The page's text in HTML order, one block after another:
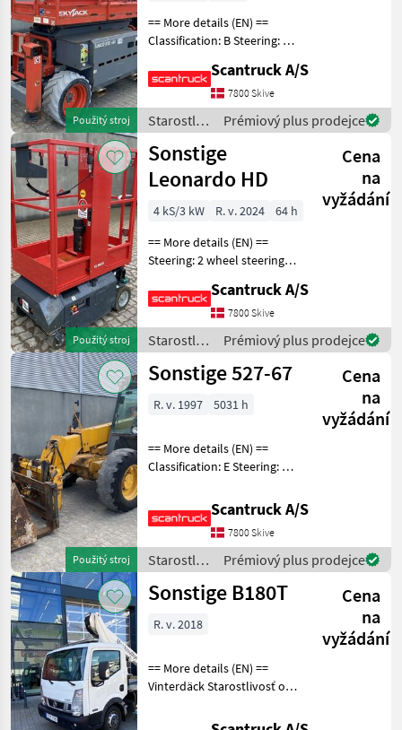
Použitý stroj
== More details (EN) ==
Classification: B Steering: 4
undercarriage: 4 stabilizers -
automatic leveling Wheel
front brand: OTR Outrigger
Wh
Scantruck A/S
7800 Skive
Starostlivosť
o stromy /
Sonstige
Prémiový plus prodejce
Použitý stroj
Sonstige
Leonardo HD
Cena
na
vyžádání
4 kS/3 kW R. v. 2024
64 h
== More details (EN) ==
Steering: 2 wheel steering
marking tires Wheel rear
type: Non-marking tires
Lifting speed up/down
(sek.): 16/21 Plat
Scantruck A/S
7800 Skive
Starostlivosť
o stromy /
Sonstige
Prémiový plus prodejce
Použitý stroj
Sonstige 527-67
Cena
na
vyžádání
R. v. 1997 5031 h
== More details (EN) ==
Classification: E Steering: 4
equipment telescopic:
Skovl Attached equipment,
forks: Gafler Working light
front on
Scantruck A/S
7800 Skive
Starostlivosť
o stromy /
Sonstige
Prémiový plus prodejce
Sonstige B180T
Cena
na
vyžádání
R. v. 2018
== More details (EN) ==
Vinterdäck Starostlivosť o